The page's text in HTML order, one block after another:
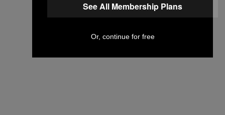
See All Membership Plans
Or, continue for free